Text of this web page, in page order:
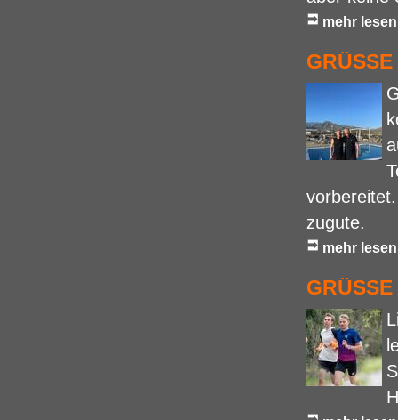
mehr lesen
GRÜSSE
zugute.
mehr lesen
GRÜSSE